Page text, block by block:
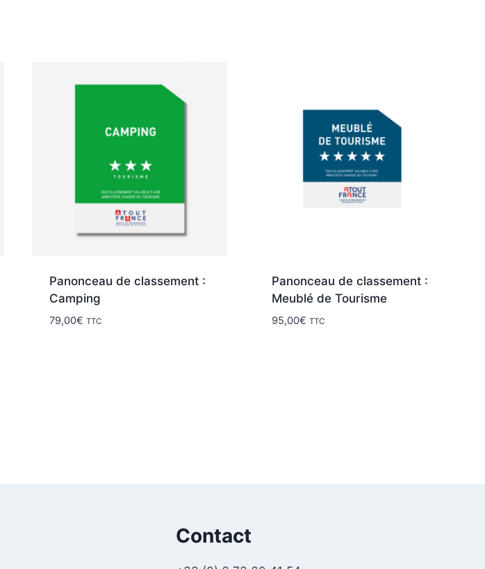
Panonceau de classement :
Camping
79,00€ TTC
Panonceau de classement :
Meublé de Tourisme
95,00€ TTC
Contact